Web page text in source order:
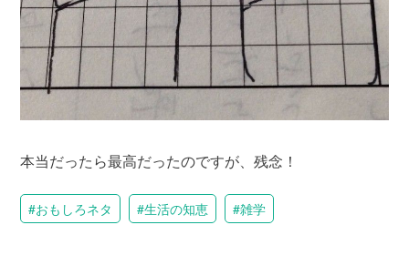
本当だったら最高だったのですが、残念！
おもしろネタ 生活の知恵 雑学